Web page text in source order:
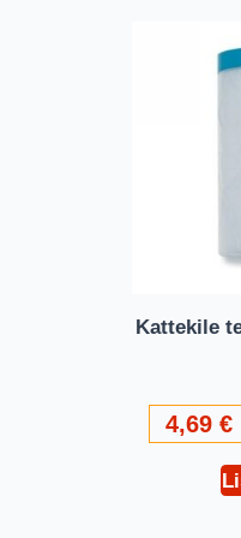
Kattekile
4,69€